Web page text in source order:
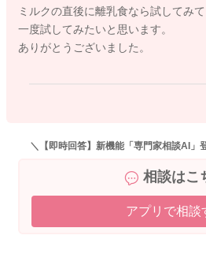
ミルクの直後に離乳食なら試してみ
一度試してみたいと思います。
ありがとうございました。
＼【即時回答】新機能「専門家相談AI」
相談はこ
アプリで相談